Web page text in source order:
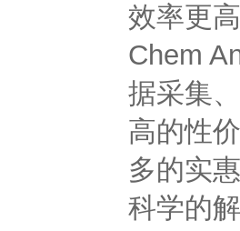
效率更
Chem
据采集
高的性
多的实惠
科学的